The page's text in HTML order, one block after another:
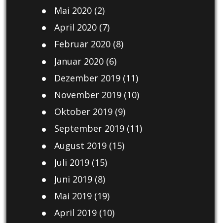
Mai 2020(2)
April 2020(7)
Februar 2020(8)
Januar 2020(6)
Dezember 2019(11)
November 2019(10)
Oktober 2019(9)
September 2019(11)
August 2019(15)
Juli 2019(15)
Juni 2019(8)
Mai 2019(19)
April 2019(10)